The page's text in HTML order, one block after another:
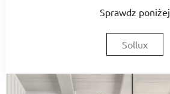
Sprawdz poniżej
Sollux